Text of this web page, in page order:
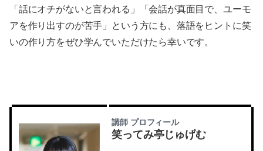
「話にオチがないと言われる」「会話が真面目で、ユーモ
アを作り出すのが苦手」という方にも、落語をヒントに笑
いの作り方をぜひ学んでいただけたら幸いです。
講師 プロフィール
笑ってみ亭じゅげむ